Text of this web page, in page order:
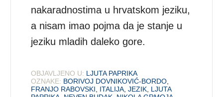
nakaradnostima u hrvatskom jeziku,
a nisam imao pojma da je stanje u
jeziku mladih daleko gore.
OBJAVLJENO U: LJUTA PAPRIKA
OZNAKE: BORIVOJ DOVNIKOVIĆ-BORDO
FRANJO RABOVSKI
ITALIJA ,JEZIK LJUTA